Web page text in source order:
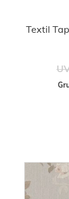
Textil